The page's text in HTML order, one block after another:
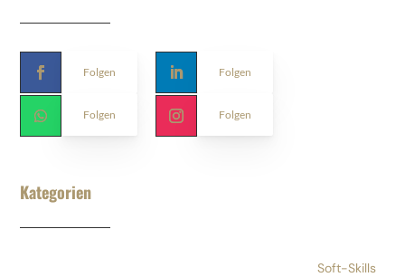
Folgen Folgen
Folgen Folgen
Kategorien
Soft-Skills